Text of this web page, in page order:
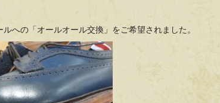
への「オールオール交換」をご希望されました。